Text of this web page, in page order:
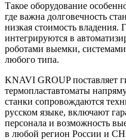
Такое оборудование
где важна долговечность
низкая стоимость
интегрируются в
роботами выемки,
любого типа.
KNAVI GROUP поставляет
термопластавтоматы
станки сопровождаются
русском языке, включают
персонала и возможность
в любой регион России и